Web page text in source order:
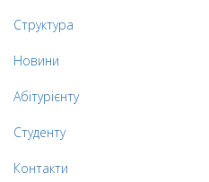
Структура
Новини
Абітурієнту
Студенту
Контакти